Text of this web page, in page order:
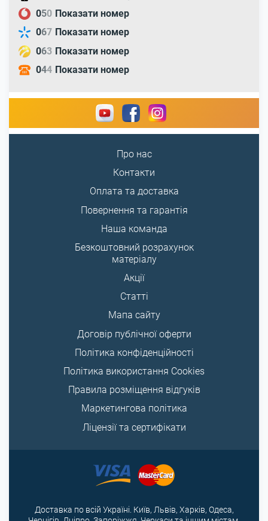
050 Показати номер
067 Показати номер
063 Показати номер
044 Показати номер
Про нас
Контакти
Оплата та доставка
Повернення та гарантія
Наша команда
Безкоштовний розрахунок
матеріалу
Акції
Статті
Мапа сайту
Договір публічної оферти
Політика конфіденційності
Політика використання Cookies
Правила розміщення відгуків
Маркетингова політика
Ліцензії та сертифікати
Доставка по всій Україні. Київ, Львів, Харків, Одеса,